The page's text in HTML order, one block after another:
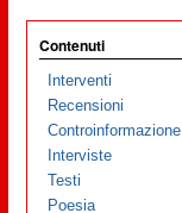
Contenuti
Interventi
Recensioni
Controinformazione
Interviste
Testi
Poesia